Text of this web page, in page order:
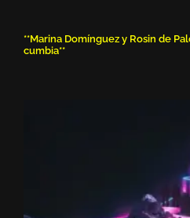
**Marina Domínguez y Rosin de
cumbia**